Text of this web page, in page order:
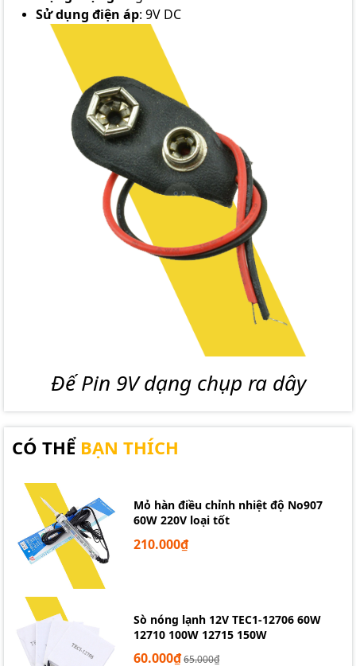
Sử dụng điện áp: 9V DC
Đế Pin 9V dạng chụp ra dây
CÓ THỂ BẠN THÍCH
Mỏ hàn điều chỉnh nhiệt độ No907
60W 220V loại tốt
210.000₫
Sò nóng lạnh 12V TEC1-12706 60W
12710 100W 12715 150W
60.000₫65.000₫